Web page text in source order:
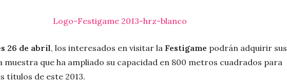
26 de abril, los interesados en visitar la Festigame podrán adquirir sus
muestra que ha ampliado su capacidad en 800 metros cuadrados para
títulos de este 2013.